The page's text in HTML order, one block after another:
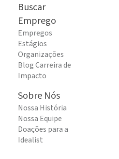
Buscar
Emprego
Empregos
Estágios
Organizações
Blog Carreira de
Impacto
Sobre Nós
Nossa História
Nossa Equipe
Doações para a
Idealist